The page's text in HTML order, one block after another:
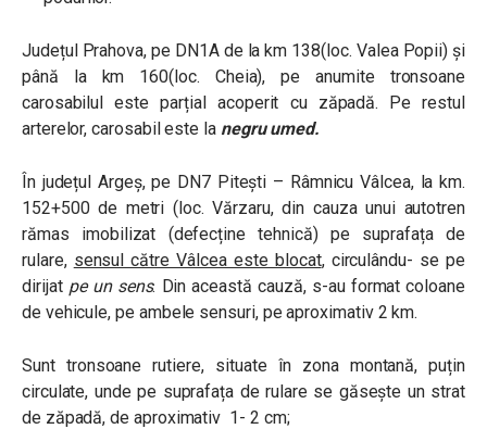
Județul Prahova, pe DN1A de la km 138(loc. Valea Popii) și
până la km 160(loc. Cheia), pe anumite tronsoane
carosabilul este parțial acoperit cu zăpadă. Pe restul
arterelor, carosabil este la negru umed.
În județul Argeș, pe DN7 Pitești – Râmnicu Vâlcea, la km.
152+500 de metri (loc. Vărzaru, din cauza unui autotren
rămas imobilizat (defecține tehnică) pe suprafața de
rulare, sensul către Vâlcea este blocat, circulându- se pe
dirijat pe un sens. Din această cauză, s-au format coloane
de vehicule, pe ambele sensuri, pe aproximativ 2 km.
Sunt tronsoane rutiere, situate în zona montană, puțin
circulate, unde pe suprafața de rulare se găsește un strat
de zăpadă, de aproximativ 1- 2 cm;